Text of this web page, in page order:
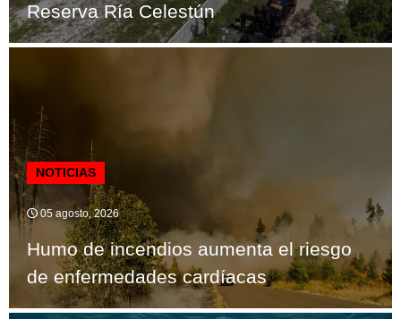
Reserva Ría Celestún
NOTICIAS
05 agosto, 2026
Humo de incendios aumenta el riesgo
de enfermedades cardíacas